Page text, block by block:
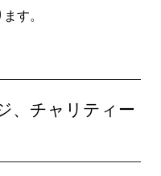
す。
、チャリティー